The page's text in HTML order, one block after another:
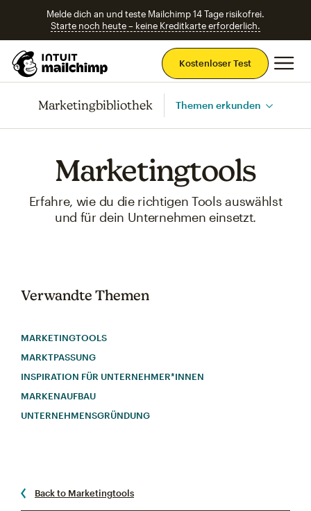
Melde dich an und teste Mailchimp 14 Tage risikofrei.
Starte noch heute – keine Kreditkarte erforderlich.
Kostenloser Test
Marketingbibliothek Themen erkunden
Marketingtools
Erfahre, wie du die richtigen Tools auswählst
und für dein Unternehmen einsetzt.
Verwandte Themen
MARKETINGTOOLS
MARKTPASSUNG
INSPIRATION FÜR UNTERNEHMER*INNEN
MARKENAUFBAU
UNTERNEHMENSGRÜNDUNG
Back to Marketingtools